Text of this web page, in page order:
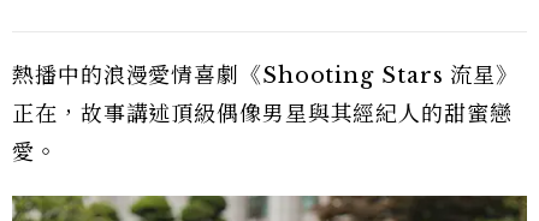
熱播中的浪漫愛情喜劇《Shooting Stars 流星》
正在，故事講述頂級偶像男星與其經紀人的甜蜜戀
愛。